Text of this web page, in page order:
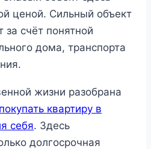
ценой. Сильный объект
счёт понятной
дома, транспорта
жизни разобрана
квартиру в
себя. Здесь
долгосрочная